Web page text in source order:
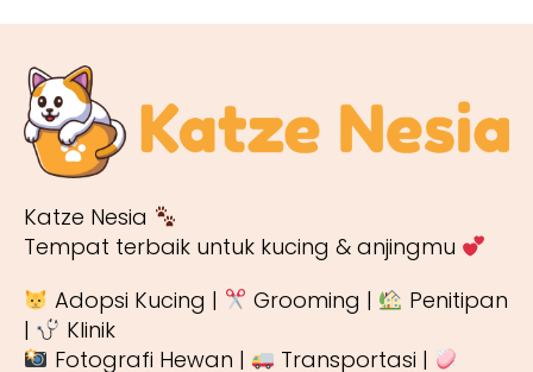
Katze Nesia
Tempat terbaik untuk kucing & anjingmu
Adopsi Kucing |
Grooming |
Penitipan
|
Klinik
Fotografi Hewan |
Transportasi |